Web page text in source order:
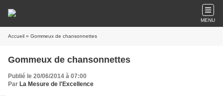
MENU
Accueil » Gommeux de chansonnettes
Gommeux de chansonnettes
Publié le 20/06/2014 à 07:00
Par La Mesure de l'Excellence